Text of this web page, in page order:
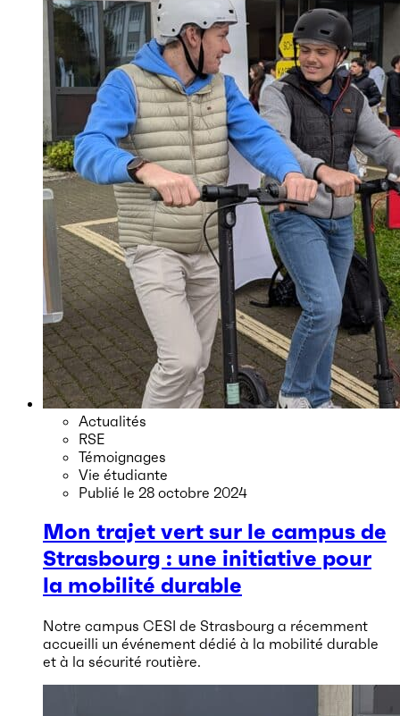
Actualités
RSE
Témoignages
Vie étudiante
Publié le 28 octobre 2024
Mon trajet vert sur le campus de
Strasbourg : une initiative pour
la mobilité durable
Notre campus CESI de Strasbourg a récemment
accueilli un événement dédié à la mobilité durable
et à la sécurité routière.